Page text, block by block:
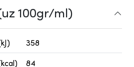
100gr/ml)
358
84